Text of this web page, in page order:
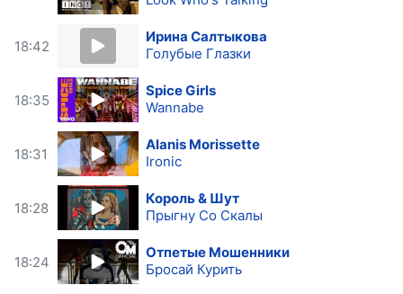
18:42
Ирина Салтыкова
Голубые Глазки
18:35
Spice Girls
Wannabe
18:31
Alanis Morissette
Ironic
18:28
Король & Шут
Прыгну Со Скалы
18:24
Отпетые Мошенники
Бросай Курить